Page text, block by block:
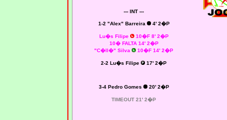
--- INT ---
1-2 "Alex" Barreira 4' 2�P
Lu�s Filipe 10�F 8' 2�P
10� FALTA 14' 2�P
"C�ll�" Silva
10�F 14' 2�P
2-2 Lu�s Filipe 17' 2�P
3-4 Pedro Gomes 20' 2�P
TIMEOUT 21' 2�P